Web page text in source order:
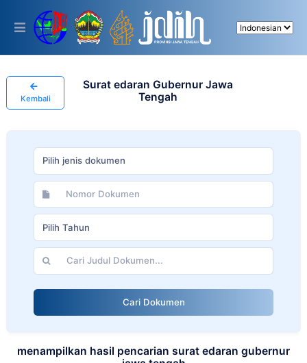
This
includes
accessibility
Kembali
Surat edaran Gubernur Jawa
Tengah
Pilih jenis dokumen
Pilih Tahun
Cari Dokumen
menampilkan hasil pencarian surat edaran gubernur